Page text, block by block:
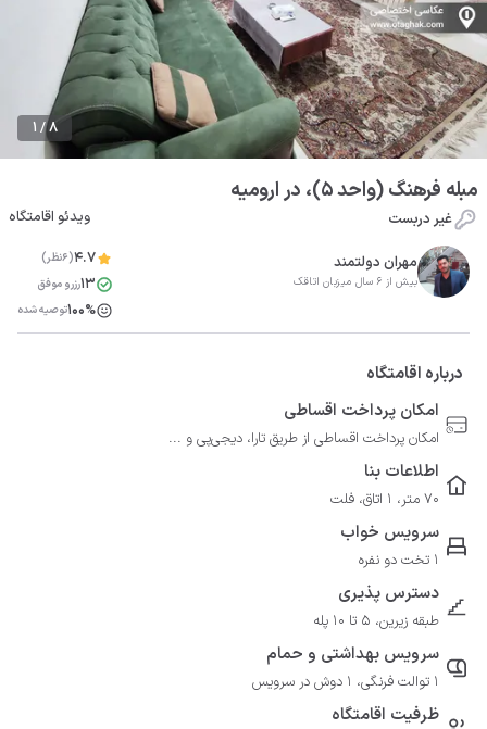
1 / 8
مبله فرهنگ (واحد ۵)، در ارومیه
غیر دربست ویدئو اقامتگاه
مهران دولتمند
بیش از 6 سال میزبان اتاقک
4.7(6نظر)
13رزرو موفق
100%توصیه شده
درباره اقامتگاه
امکان پرداخت اقساطی
امکان پرداخت اقساطی از طریق تارا، دیجی‌پی و ...
اطلاعات بنا
70 متر، 1 اتاق، فلت
سرویس خواب
1 تخت دو نفره
دسترس پذیری
طبقه زیرین، 5 تا 10 پله
سرویس بهداشتی و حمام
1 توالت فرنگی، 1 دوش در سرویس
ظرفیت اقامتگاه